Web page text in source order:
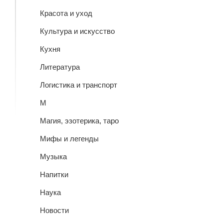
Красота и уход
Культура и искусство
Кухня
Литература
Логистика и транспорт
М
Магия, эзотерика, таро
Мифы и легенды
Музыка
Напитки
Наука
Новости